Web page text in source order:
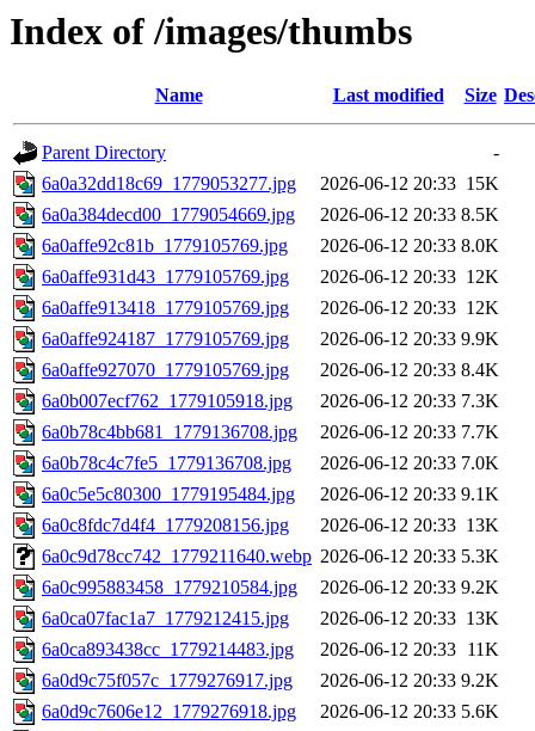
Index of /images/thumbs
Name Last modified Size
Parent Directory
-
6a0a32dd18c69_1779053277.jpg
2026-06-12 20:33 15K
6a0a384decd00_1779054669.jpg
2026-06-12 20:33 8.5K
6a0affe92c81b_1779105769.jpg
2026-06-12 20:33 8.0K
6a0affe931d43_1779105769.jpg
2026-06-12 20:33 12K
6a0affe913418_1779105769.jpg
2026-06-12 20:33 12K
6a0affe924187_1779105769.jpg
2026-06-12 20:33 9.9K
6a0affe927070_1779105769.jpg
2026-06-12 20:33 8.4K
6a0b007ecf762_1779105918.jpg
2026-06-12 20:33 7.3K
6a0b78c4bb681_1779136708.jpg
2026-06-12 20:33 7.7K
6a0b78c4c7fe5_1779136708.jpg
2026-06-12 20:33 7.0K
6a0c5e5c80300_1779195484.jpg
2026-06-12 20:33 9.1K
6a0c8fdc7d4f4_1779208156.jpg
2026-06-12 20:33 13K
6a0c9d78cc742_1779211640.webp 2026-06-12 20:33 5.3K
6a0c995883458_1779210584.jpg
2026-06-12 20:33 9.2K
6a0ca07fac1a7_1779212415.jpg
2026-06-12 20:33 13K
6a0ca893438cc_1779214483.jpg
2026-06-12 20:33 11K
6a0d9c75f057c_1779276917.jpg
2026-06-12 20:33 9.2K
6a0d9c7606e12_1779276918.jpg
2026-06-12 20:33 5.6K